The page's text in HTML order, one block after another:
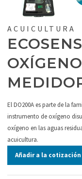
ACUICULTURA
El DO200A es parte de la
instrumento de oxígeno
oxígeno en las aguas
acuicultura.
Añadir a la cotización